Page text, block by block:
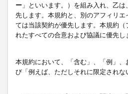
ー 」といいます。）を組み入れ、乙
先します。本規約と、別のアフィリ
ては当該契約が優先します。本規約
れたすべての合意および協議に優先し
本規約において、「含む」、「例」
び「例えば、ただしそれに限定されな